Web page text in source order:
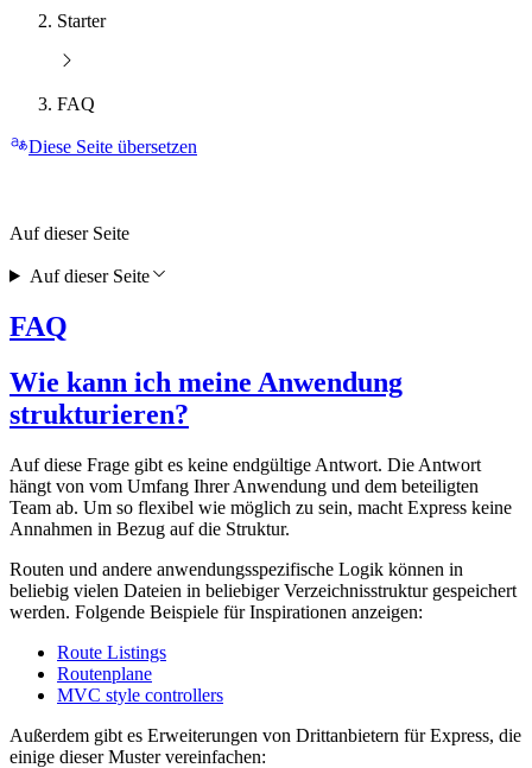
Starter
FAQ
Diese Seite übersetzen
FAQ
Wie kann ich meine Anwendung
strukturieren?
Auf diese Frage gibt es keine endgültige Antwort. Die Antwort
hängt von vom Umfang Ihrer Anwendung und dem beteiligten
Team ab. Um so flexibel wie möglich zu sein, macht Express keine
Annahmen in Bezug auf die Struktur.
Routen und andere anwendungsspezifische Logik können in
beliebig vielen Dateien in beliebiger Verzeichnisstruktur gespeichert
werden. Folgende Beispiele für Inspirationen anzeigen:
Route Listings
Routenplane
MVC style controllers
Außerdem gibt es Erweiterungen von Drittanbietern für Express, die
einige dieser Muster vereinfachen:
Auf dieser Seite
Auf dieser Seite